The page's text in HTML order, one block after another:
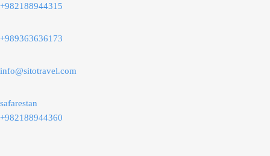
+982188944315
+989363636173
info@sitotravel.com
safarestan
+982188944360